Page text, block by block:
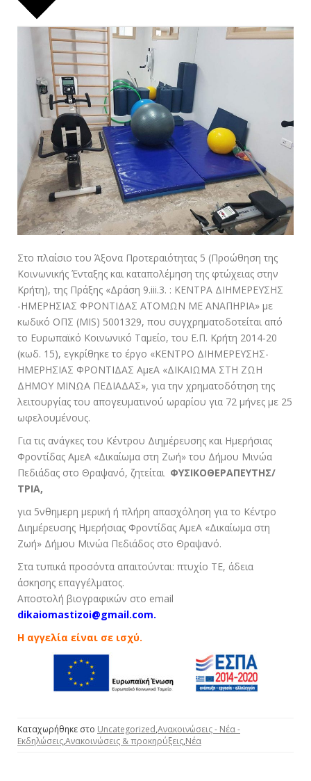
Στο πλαίσιο του Άξονα Προτεραιότητας 5 (Προώθηση της
Κοινωνικής Ένταξης και καταπολέμηση της φτώχειας στην
Κρήτη), της Πράξης «Δράση 9.iii.3. : ΚΕΝΤΡΑ ΔΙΗΜΕΡΕΥΣΗΣ
-ΗΜΕΡΗΣΙΑΣ ΦΡΟΝΤΙΔΑΣ ΑΤΟΜΩΝ ΜΕ ΑΝΑΠΗΡΙΑ» με
κωδικό ΟΠΣ (MIS) 5001329, που συγχρηματοδοτείται από
το Ευρωπαϊκό Κοινωνικό Ταμείο, του Ε.Π. Κρήτη 2014-20
(κωδ. 15), εγκρίθηκε το έργο «ΚΕΝΤΡΟ ΔΙΗΜΕΡΕΥΣΗΣ-
ΗΜΕΡΗΣΙΑΣ ΦΡΟΝΤΙΔΑΣ ΑμεΑ «ΔΙΚΑΙΩΜΑ ΣΤΗ ΖΩΗ
ΔΗΜΟΥ ΜΙΝΩΑ ΠΕΔΙΑΔΑΣ», για την χρηματοδότηση της
λειτουργίας του απογευματινού ωραρίου για 72 μήνες με 25
ωφελουμένους.
Για τις ανάγκες του Κέντρου Διημέρευσης και Ημερήσιας
Φροντίδας ΑμεΑ «Δικαίωμα στη Ζωή» του Δήμου Μινώα
Πεδιάδας στο Θραψανό, ζητείται ΦΥΣΙΚΟΘΕΡΑΠΕΥΤΗΣ/
ΤΡΙΑ,
για 5νθημερη μερική ή πλήρη απασχόληση για το Κέντρο
Διημέρευσης Ημερήσιας Φροντίδας ΑμεΑ «Δικαίωμα στη
Ζωή» Δήμου Μινώα Πεδιάδος στο Θραψανό.
Στα τυπικά προσόντα απαιτούνται: πτυχίο ΤΕ, άδεια
άσκησης επαγγέλματος.
Αποστολή βιογραφικών στο email
dikaiomastizoi@gmail.com.
Η αγγελία είναι σε ισχύ.
Καταχωρήθηκε στο Uncategorized,Ανακοινώσεις - Νέα -
Εκδηλώσεις,Ανακοινώσεις & προκηρύξεις,Νέα